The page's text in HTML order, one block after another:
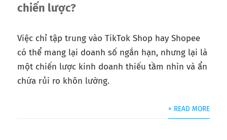
chiến lược?
Việc chỉ tập trung vào TikTok Shop hay Shopee
có thể mang lại doanh số ngắn hạn, nhưng lại là
một chiến lược kinh doanh thiếu tầm nhìn và ẩn
chứa rủi ro khôn lường.
+ READ MORE